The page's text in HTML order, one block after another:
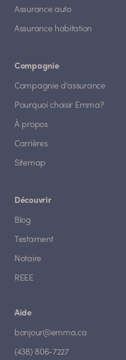
Assurance auto
Assurance habitation
Compagnie
Compagnie d'assurance
Pourquoi choisir Emma?
À propos
Carrières
Sitemap
Découvrir
Blog
Testament
Notaire
REEE
Aide
bonjour@emma.ca
(438) 806-7227